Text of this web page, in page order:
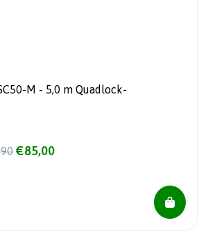
M - 5,0 m Quadlock-
€85,00